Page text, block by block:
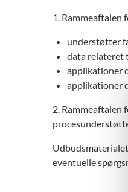
1. Rammeaftalen
understøtter
data relateret
applikationer
applikationer
2. Rammeaftalen
eventuelle